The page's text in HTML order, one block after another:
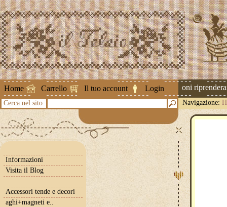
Home Carrello Il tuo account Login
Attenzione ! Le spedizioni
Cerca nel sito Navigazione:
Informazioni
Visita il Blog
Accessori tende e decori
aghi+magneti e..